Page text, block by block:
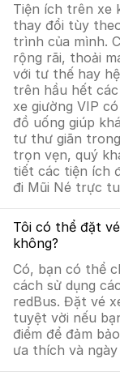
Tiện ích trên xe
thay đổi tùy
trình của mình.
rộng rãi, thoải
với tư thế hay
trên hầu hết
xe giường VIP
đồ uống giúp
tư thư giãn
trọn vẹn, quý
tiết các tiện ích
đi Mũi Né trực
Tôi có thể đặt
không?
Có, bạn có thể
cách sử dụng
redBus. Đặt vé
tuyệt vời nếu
điểm để đảm
ưa thích và